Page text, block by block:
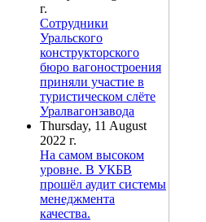
г.
Сотрудники
Уральского
конструкторского
бюро вагоностроения
приняли участие в
туристическом слёте
Уралвагонзавода
Thursday, 11 August
2022 г.
На самом высоком
уровне. В УКБВ
прошёл аудит системы
менеджмента
качества.